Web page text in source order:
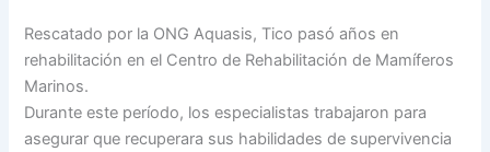
Rescatado por la ONG Aquasis, Tico pasó años en
rehabilitación en el Centro de Rehabilitación de Mamíferos
Marinos.
Durante este período, los especialistas trabajaron para
asegurar que recuperara sus habilidades de supervivencia